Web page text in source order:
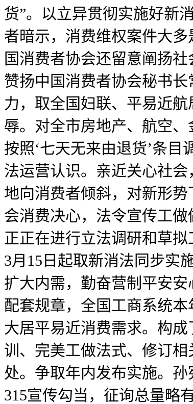
货”。以立异贯彻实施好新
者暗示，消费维权案件大
国消费者协会还留意阐扬
赞扬中国消费者协会秘书
力，取全国妇联、平易近
辱。对全市房地产、航空
按照‘七天无来由退货’条
法运营认识。亲近关心社
地向消费者倾斜，对新形
会消费决心，法令宣传工
正正在进行立法调研和草
3月15日起取新消法同步实
扩大内需，勤奋营制平安
配套规章，全国工商系统
大居平易近消费需求。构
训、完美工做法式、修订
处。争取年内发布实施。
315宣传勾当，征询总量略